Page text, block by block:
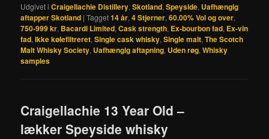
Udgivet i Craigellachie Distillery,Skotland,Speyside, Uafhængig
aftapper Skotland |Tagget14 år,4 Stjerner,60.00% Vol og over,
750-999 kr, Bacardi Limited,Cask strength, Ex-bourbon fad, Ex-vin
fad,Ikke kølefiltreret,Single cask whisky,Single malt,The Scotch
Malt Whisky Society, Uafhængig aftapning, Uden røg,Whisky
samples
Craigellachie 13 Year Old –
lækker Speyside whisky